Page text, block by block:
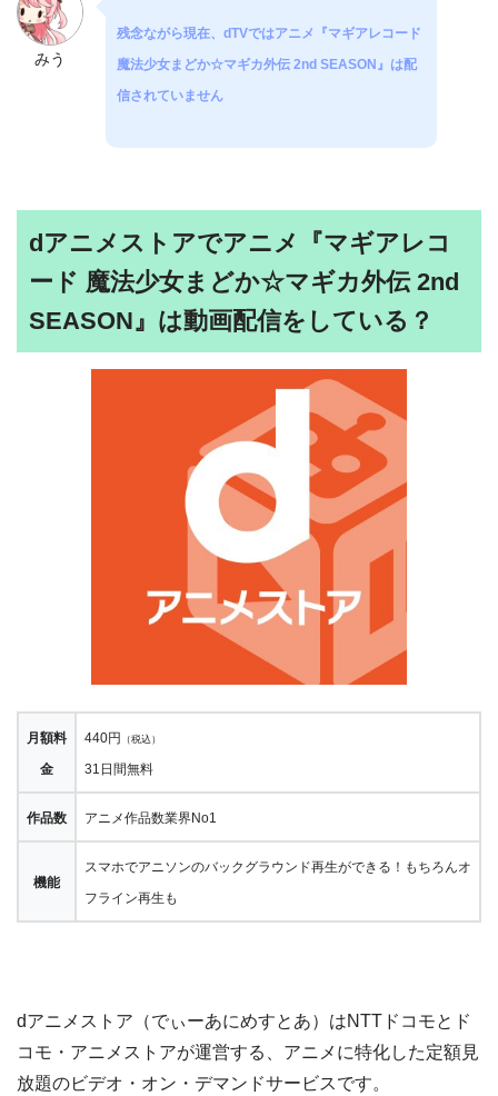
みう
残念ながら現在、dTVではアニメ『マギアレコード
魔法少女まどか☆マギカ外伝 2nd SEASON』は配
信されていません
dアニメストアでアニメ『マギアレコ
ード 魔法少女まどか☆マギカ外伝 2nd
SEASON』は動画配信をしている？
月額料
金
440円 （税込）
31日間無料
作品数 アニメ作品数業界No1
機能
スマホでアニソンのバックグラウンド再生ができる！もちろんオ
フライン再生も
dアニメストア（でぃーあにめすとあ）はNTTドコモとド
コモ・アニメストアが運営する、アニメに特化した定額見
放題のビデオ・オン・デマンドサービスです。